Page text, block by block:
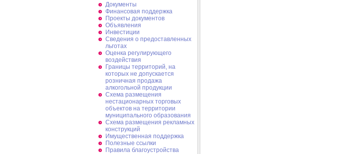
Документы
Финансовая поддержка
Проекты документов
Объявления
Инвестиции
Сведения о предоставленных
льготах
Оценка регулирующего
воздействия
Границы территорий, на
которых не допускается
розничная продажа
алкогольной продукции
Схема размещения
нестационарных торговых
объектов на территории
муниципального образования
Схема размещения рекламных
конструкций
Имущественная поддержка
Полезные ссылки
Правила благоустройства